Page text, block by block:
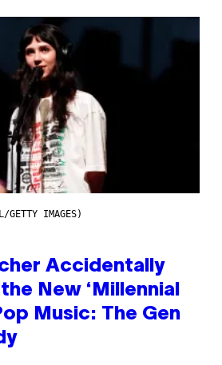
GETTY IMAGES)
Accidentally
New ‘Millennial
Music: The Gen